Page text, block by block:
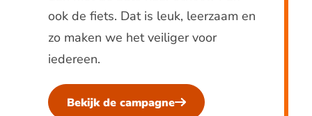
ook de fiets. Dat is leuk, leerzaam en
zo maken we het veiliger voor
iedereen.
Bekijk de campagne